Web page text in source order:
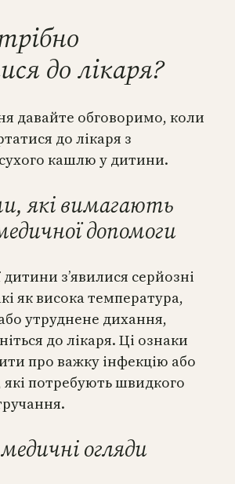
до лікаря?
давайте обговоримо, коли
до лікаря з
кашлю у дитини.
які вимагають
допомоги
з’явилися серйозні
як висока температура,
утруднене дихання,
до лікаря. Ці ознаки
про важку інфекцію або
потребують швидкого
огляди